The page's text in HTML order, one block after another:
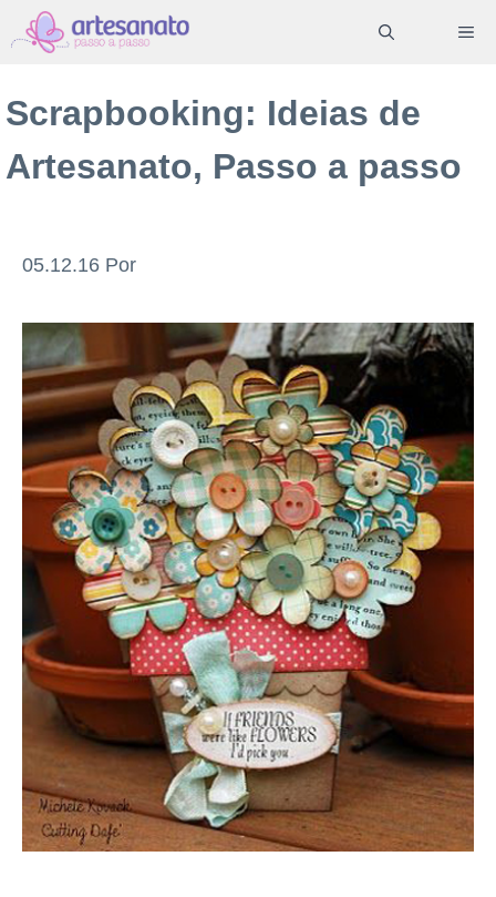
Pular
para
conteúdo
Scrapbooking: Ideias de
Artesanato, Passo a passo
05.12.16 Por